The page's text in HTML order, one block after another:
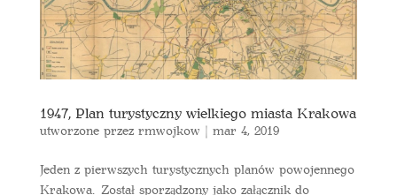
1947, Plan turystyczny wielkiego miasta Krakowa
utworzone przez rmwojkow | mar 4, 2019
Jeden z pierwszych turystycznych planów powojennego
Krakowa. Został sporządzony jako załącznik do